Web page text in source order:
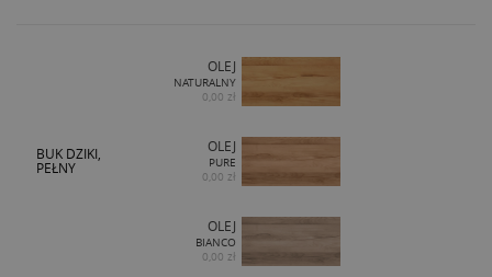
BUK DZIKI,
PEŁNY
OLEJ
NATURALNY
0,00 zł
OLEJ
PURE
0,00 zł
OLEJ
BIANCO
0,00 zł